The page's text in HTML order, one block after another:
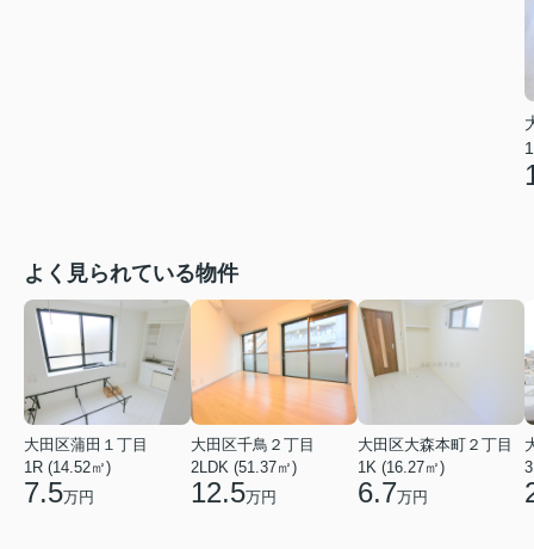
よく見られている物件
大田区蒲田１丁目
1R (14.52㎡)
7.5万円
大田区千鳥２丁目
2LDK (51.37㎡)
12.5万円
大田区大森本町２丁目
1K (16.27㎡)
6.7万円